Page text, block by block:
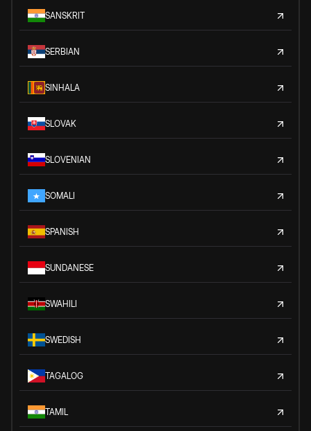
SANSKRIT
SERBIAN
SINHALA
SLOVAK
SLOVENIAN
SOMALI
SPANISH
SUNDANESE
SWAHILI
SWEDISH
TAGALOG
TAMIL